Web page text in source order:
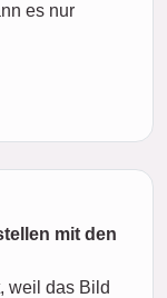
es nur
mit den
weil das Bild